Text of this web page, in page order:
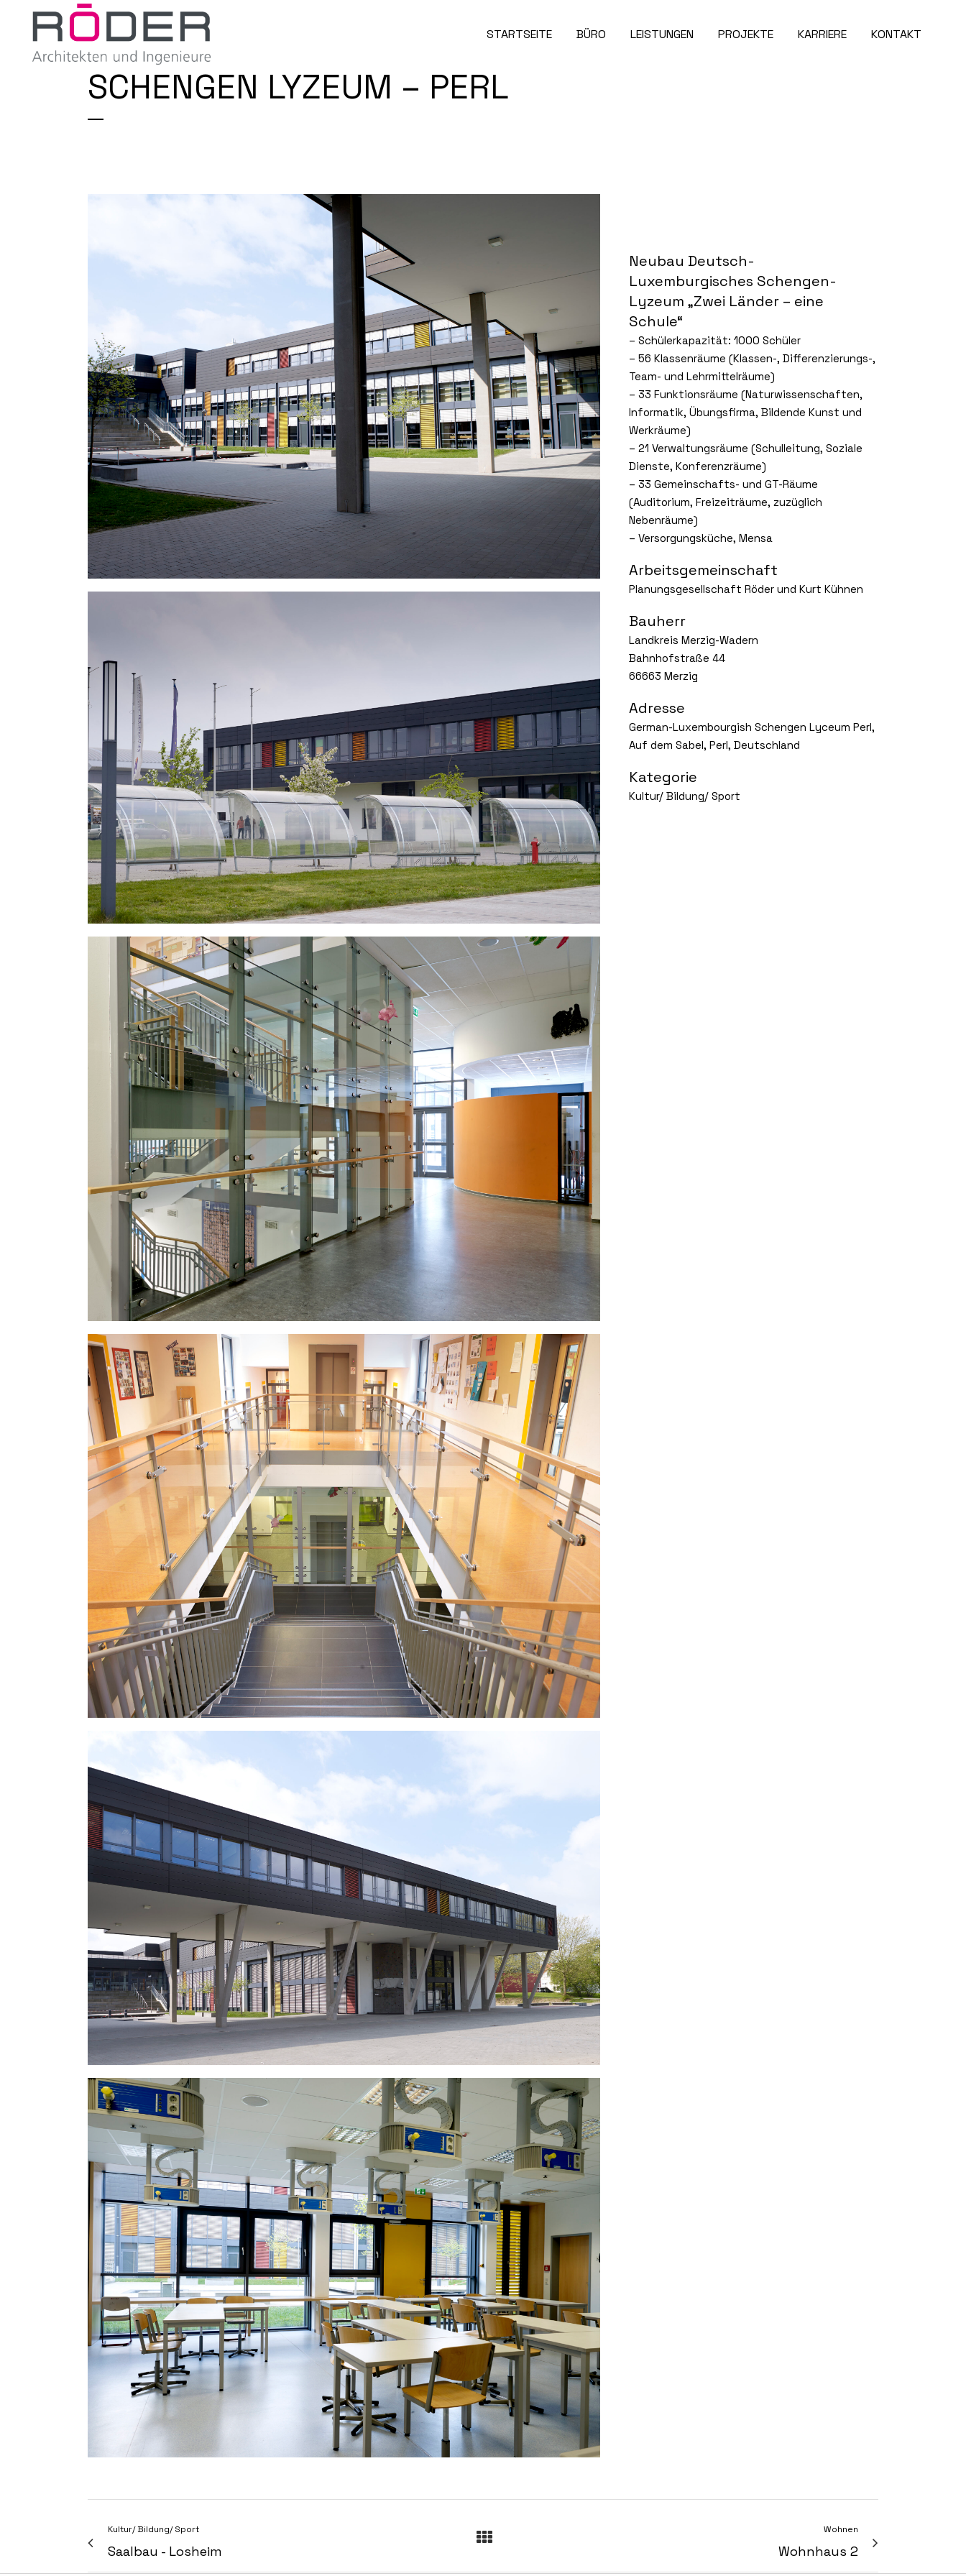
STARTSEITE BÜRO LEISTUNGEN PROJEKTE KARRIERE KONTAKT
SCHENGEN LYZEUM – PERL
Neubau Deutsch-
Luxemburgisches Schengen-
Lyzeum „Zwei Länder – eine
Schule“
– Schülerkapazität: 1000 Schüler
– 56 Klassenräume (Klassen-, Differenzierungs-,
Team- und Lehrmittelräume)
– 33 Funktionsräume (Naturwissenschaften,
Informatik, Übungsfirma, Bildende Kunst und
Werkräume)
– 21 Verwaltungsräume (Schulleitung, Soziale
Dienste, Konferenzräume)
– 33 Gemeinschafts- und GT-Räume
(Auditorium, Freizeiträume, zuzüglich
Nebenräume)
– Versorgungsküche, Mensa
Arbeitsgemeinschaft
Planungsgesellschaft Röder und Kurt Kühnen
Bauherr
Landkreis Merzig-Wadern
Bahnhofstraße 44
66663 Merzig
Adresse
German-Luxembourgish Schengen Lyceum Perl,
Auf dem Sabel, Perl, Deutschland
Kategorie
Kultur/ Bildung/ Sport
Kultur/ Bildung/ Sport
Saalbau - Losheim
Wohnen
Wohnhaus 2